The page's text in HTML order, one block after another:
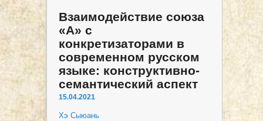
Взаимодействие союза
«А» с
конкретизаторами в
современном русском
языке: конструктивно-
семантический аспект
15.04.2021
Хэ Сыюань